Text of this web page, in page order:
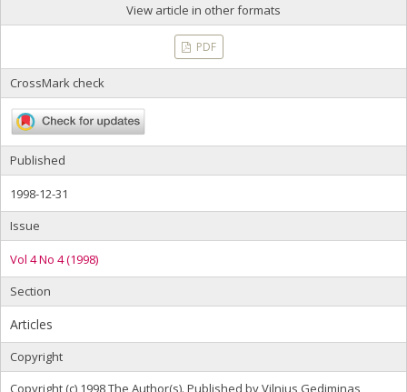
View article in other formats
PDF
CrossMark check
Published
1998-12-31
Issue
Vol 4 No 4 (1998)
Section
Articles
Copyright
Copyright (c) 1998 The Author(s). Published by Vilnius Gediminas